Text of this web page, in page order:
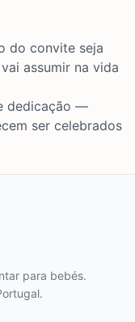
do convite seja
assumir na vida
dedicação —
ser celebrados
para bebés.